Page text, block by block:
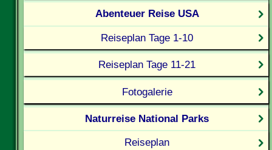
Abenteuer Reise USA
Reiseplan Tage 1-10
Reiseplan Tage 11-21
Fotogalerie
Naturreise National Parks
Reiseplan